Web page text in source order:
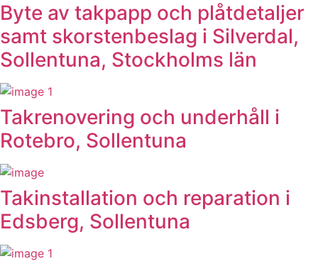
Byte av takpapp och plåtdetaljer
samt skorstenbeslag i Silverdal,
Sollentuna, Stockholms län
Takrenovering och underhåll i
Rotebro, Sollentuna
Takinstallation och reparation i
Edsberg, Sollentuna